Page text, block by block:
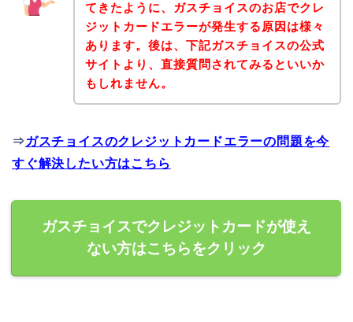
てきたように、ガスチョイスのお店でクレ
ジットカードエラーが発生する原因は様々
あります。後は、下記ガスチョイスの公式
サイトより、直接質問されてみるといいか
もしれません。
⇒ ガスチョイスのクレジットカードエラーの問題を今
すぐ解決したい方はこちら
ガスチョイスでクレジットカードが使え
ない方はこちらをクリック